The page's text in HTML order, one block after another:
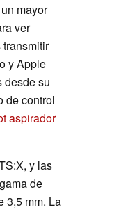
mayor
ver
y Apple
desde su
de control
aspirador
y las
de
3,5 mm. La